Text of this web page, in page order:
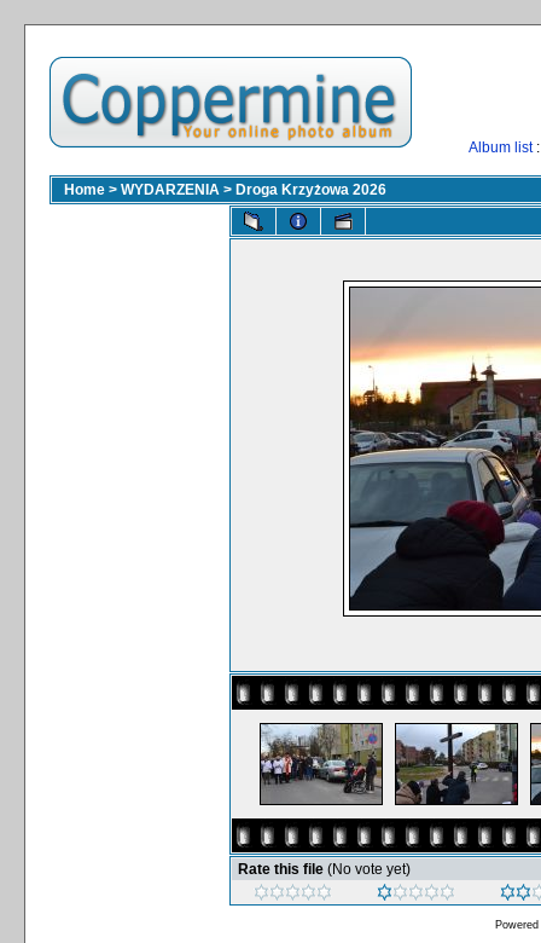
Album list
Home > WYDARZENIA > Droga Krzyżowa 2026
Rate this file (No vote yet)